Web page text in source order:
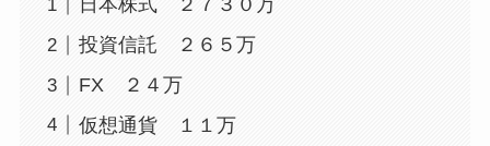
日本株式 ２７３０万
投資信託 ２６５万
FX ２４万
仮想通貨 １１万